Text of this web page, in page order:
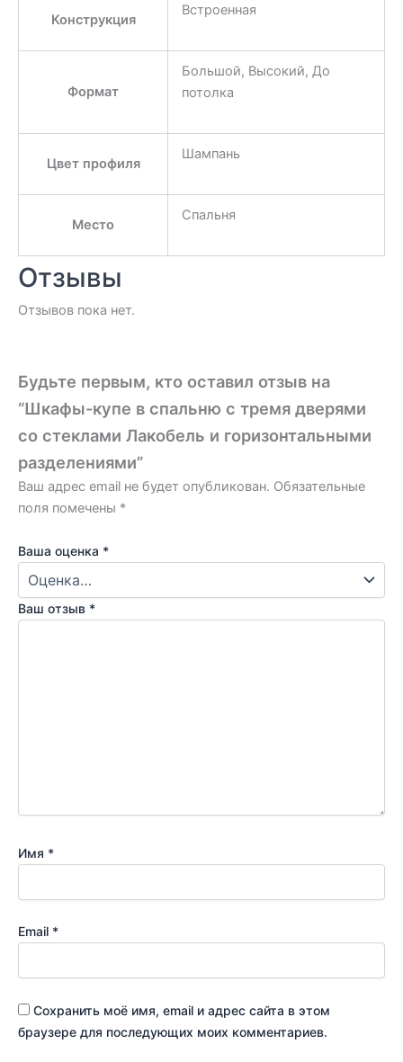
Конструкция
Встроенная
Формат
Большой, Высокий, До
потолка
Цвет профиля
Шампань
Место
Спальня
Отзывы
Отзывов пока нет.
Будьте первым, кто оставил отзыв на
“Шкафы-купе в спальню с тремя дверями
со стеклами Лакобель и горизонтальными
разделениями”
Ваш адрес email не будет опубликован. Обязательные
поля помечены *
Ваша оценка *
Ваш отзыв *
Имя *
Email *
Сохранить моё имя, email и адрес сайта в этом
браузере для последующих моих комментариев.